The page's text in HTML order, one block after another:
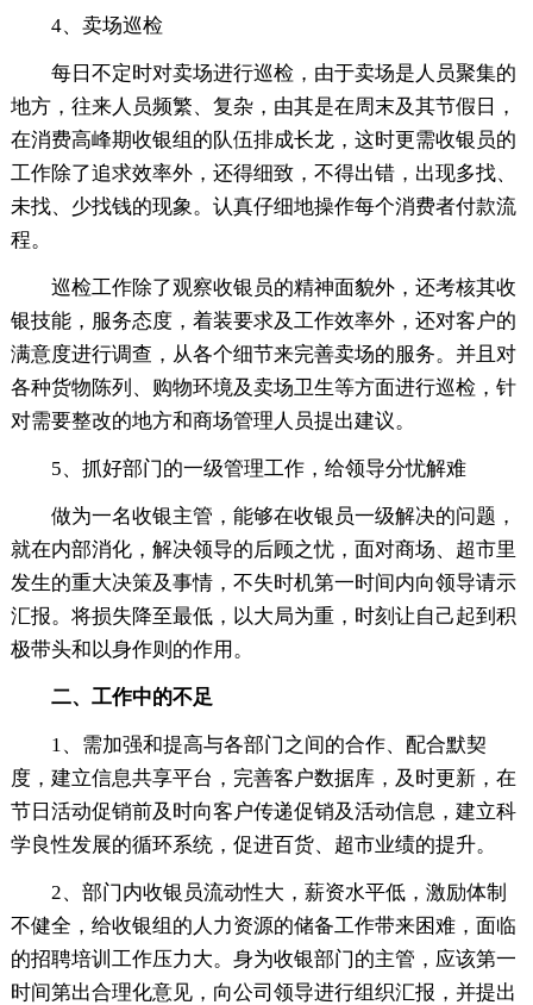
4、卖场巡检
每日不定时对卖场进行巡检，由于卖场是人员聚集的
地方，往来人员频繁、复杂，由其是在周末及其节假日，
在消费高峰期收银组的队伍排成长龙，这时更需收银员的
工作除了追求效率外，还得细致，不得出错，出现多找、
未找、少找钱的现象。认真仔细地操作每个消费者付款流
程。
巡检工作除了观察收银员的精神面貌外，还考核其收
银技能，服务态度，着装要求及工作效率外，还对客户的
满意度进行调查，从各个细节来完善卖场的服务。并且对
各种货物陈列、购物环境及卖场卫生等方面进行巡检，针
对需要整改的地方和商场管理人员提出建议。
5、抓好部门的一级管理工作，给领导分忧解难
做为一名收银主管，能够在收银员一级解决的问题，
就在内部消化，解决领导的后顾之忧，面对商场、超市里
发生的重大决策及事情，不失时机第一时间内向领导请示
汇报。将损失降至最低，以大局为重，时刻让自己起到积
极带头和以身作则的作用。
二、工作中的不足
1、需加强和提高与各部门之间的合作、配合默契
度，建立信息共享平台，完善客户数据库，及时更新，在
节日活动促销前及时向客户传递促销及活动信息，建立科
学良性发展的循环系统，促进百货、超市业绩的提升。
2、部门内收银员流动性大，薪资水平低，激励体制
不健全，给收银组的人力资源的储备工作带来困难，面临
的招聘培训工作压力大。身为收银部门的主管，应该第一
时间第出合理化意见，向公司领导进行组织汇报，并提出